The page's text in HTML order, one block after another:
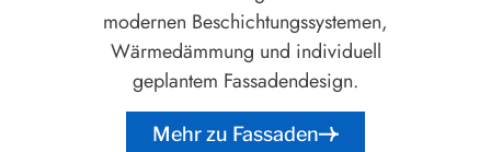
modernen Beschichtungssystemen,
Wärmedämmung und individuell
geplantem Fassadendesign.
Mehr zu Fassaden